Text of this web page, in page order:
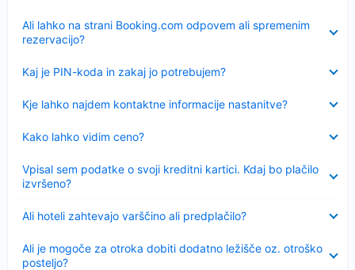
Ali lahko na strani Booking.com odpovem ali spremenim
rezervacijo?
Kaj je PIN-koda in zakaj jo potrebujem?
Kje lahko najdem kontaktne informacije nastanitve?
Kako lahko vidim ceno?
Vpisal sem podatke o svoji kreditni kartici. Kdaj bo plačilo
izvršeno?
Ali hoteli zahtevajo varščino ali predplačilo?
Ali je mogoče za otroka dobiti dodatno ležišče oz. otroško
posteljo?